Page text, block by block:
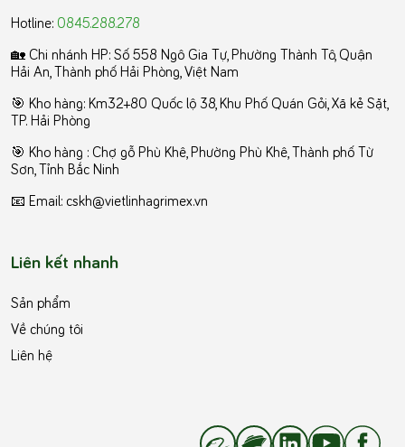
Hotline: 0845.288.278
🏡 Chi nhánh HP: Số 558 Ngô Gia Tự, Phường Thành Tô, Quận
Hải An, Thành phố Hải Phòng, Việt Nam
🎯 Kho hàng: Km32+80 Quốc lộ 38, Khu Phố Quán Gỏi, Xã kẻ Sặt,
TP. Hải Phòng
️🎯 Kho hàng : Chợ gỗ Phù Khê, Phường Phù Khê, Thành phố Từ
Sơn, Tỉnh Bắc Ninh
📧 Email: cskh@vietlinhagrimex.vn
Liên kết nhanh
Sản phẩm
Về chúng tôi
Liên hệ